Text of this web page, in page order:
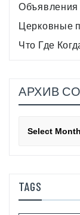
Объявления
Церковные
Что Где Когда
АРХИВ
событий
TAGS